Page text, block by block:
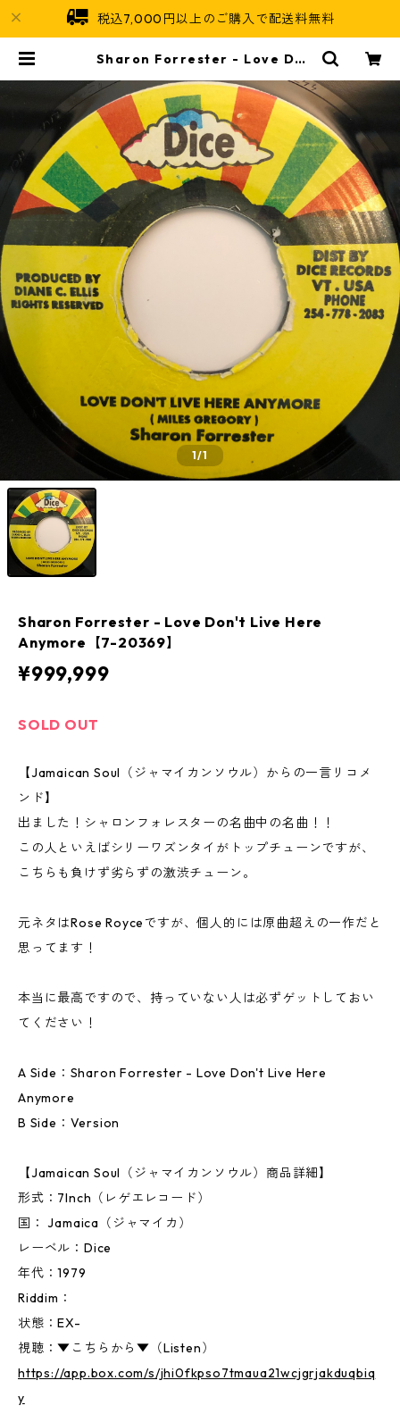
税込7,000円以上のご購入で配送料無料
Sharon Forrester - Love Do
69】 | Jamaican Soul
1/1
Sharon Forrester - Love Don't Live Here
Anymore【7-20369】
¥999,999
SOLD OUT
【Jamaican Soul（ジャマイカンソウル）からの一言リコメ
ンド】
出ました！シャロンフォレスターの名曲中の名曲！！
この人といえばシリーワズンタイがトップチューンですが、
こちらも負けず劣らずの激渋チューン。
元ネタはRose Royceですが、個人的には原曲超えの一作だと
思ってます！
本当に最高ですので、持っていない人は必ずゲットしておい
てください！
A Side：Sharon Forrester - Love Don't Live Here
Anymore
B Side：Version
【Jamaican Soul（ジャマイカンソウル）商品詳細】
形式：7Inch（レゲエレコード）
国： Jamaica（ジャマイカ）
レーベル：Dice
年代：1979
Riddim：
状態：EX-
視聴：▼こちらから▼（Listen）
https://app.box.com/s/jhi0fkpso7tmaua21wcjgrjakduqbiq
y